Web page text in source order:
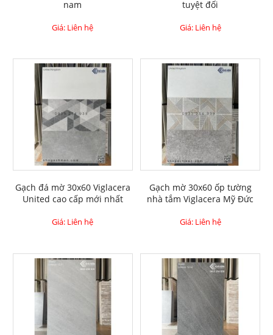
nam
Giá: Liên hệ
tuyệt đối
Giá: Liên hệ
Gạch đá mờ 30x60 Viglacera
United cao cấp mới nhất
Giá: Liên hệ
Gạch mờ 30x60 ốp tường
nhà tắm Viglacera Mỹ Đức
Giá: Liên hệ